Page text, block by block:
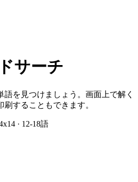
サーチ
を見つけましょう。画面上で解く
することもできます。
· 12-18語